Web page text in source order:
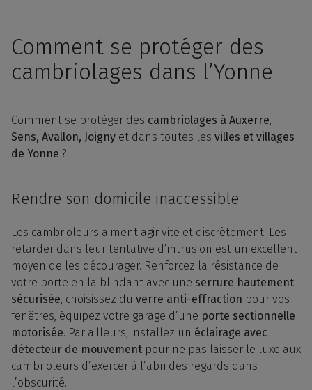
Comment se protéger des
cambriolages dans l’Yonne
Comment se protéger des cambriolages à Auxerre,
Sens, Avallon, Joigny et dans toutes les villes et villages
de Yonne ?
Rendre son domicile inaccessible
Les cambrioleurs aiment agir vite et discrètement. Les
retarder dans leur tentative d’intrusion est un excellent
moyen de les décourager. Renforcez la résistance de
votre porte en la blindant avec une serrure hautement
sécurisée, choisissez du verre anti-effraction pour vos
fenêtres, équipez votre garage d’une porte sectionnelle
motorisée. Par ailleurs, installez un éclairage avec
détecteur de mouvement pour ne pas laisser le luxe aux
cambrioleurs d’exercer à l’abri des regards dans
l’obscurité.